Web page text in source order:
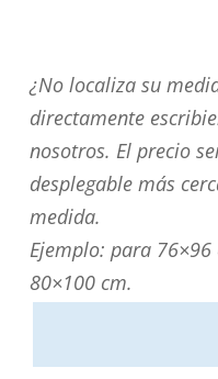
¿No
localiza
su
medida?
Puede
personalizarla
directamente
¿No localiza su
directamente
nosotros. El precio
desplegable más
medida.
Ejemplo: para
80×100 cm.